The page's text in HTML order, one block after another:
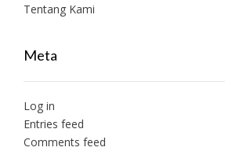
Tentang Kami
Meta
Log in
Entries feed
Comments feed